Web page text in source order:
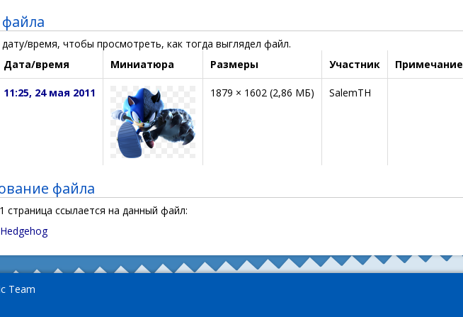
время, чтобы просмотреть, как тогда выглядел файл.
Дата/время
Миниатюра Размеры Участник Примечание
11:25, 24 мая 2011 1879 × 1602 (2,86 МБ) SalemTH
файла
страница ссылается на данный файл:
Team